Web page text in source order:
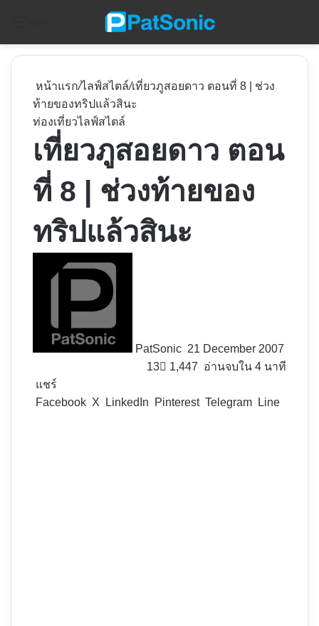
หน้าแรก/ไลฟ์สไตล์/เที่ยวภูสอยดาว ตอนที่ 8 | ช่วง
ท้ายของทริปแล้วสินะ
ท่องเที่ยวไลฟ์สไตล์
เที่ยวภูสอยดาว ตอน
ที่ 8 | ช่วงท้ายของ
ทริปแล้วสินะ
PatSonic 21 December 2007
13
1,447 อ่านจบใน 4 นาที
แชร์
Facebook X LinkedIn Pinterest Telegram Line